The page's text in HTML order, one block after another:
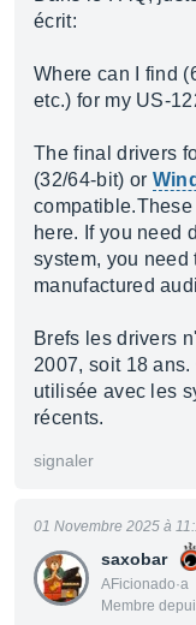
écrit:
Where can I find
etc.) for my US-
The final drivers
(32/64-bit) or
here. If you need
system, you need
manufactured
Brefs les drivers
2007, soit 18
utilisée avec les
récents.
signaler
saxobar
AFicionado·a
Membre
01 Novembre 2025 à